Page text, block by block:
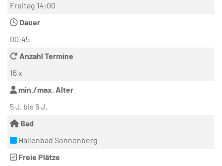
Freitag 14:00
Dauer
00:45
Anzahl Termine
16 x
min./max. Alter
5 J. bis 6 J.
Bad
Hallenbad Sonnenberg
Freie Plätze